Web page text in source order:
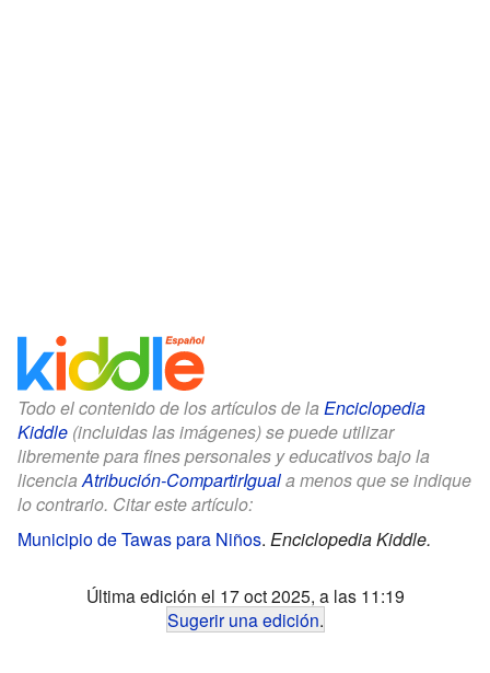
Todo el contenido de los artículos de la Enciclopedia
Kiddle (incluidas las imágenes) se puede utilizar
libremente para fines personales y educativos bajo la
licenciaAtribución-CompartirIguala menos que se indique
lo contrario. Citar este artículo:
Municipio de Tawas para Niños. Enciclopedia Kiddle.
Última edición el 17 oct 2025, a las 11:19
Sugerir una edición.